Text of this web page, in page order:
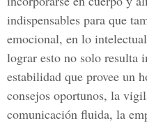
indispensables para que
emocional, en lo
lograr esto no solo resulta
estabilidad que provee un
consejos oportunos, la
comunicación fluida, la